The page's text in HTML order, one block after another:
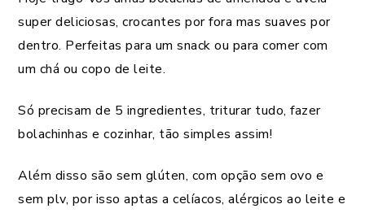
super deliciosas, crocantes por fora mas suaves por
dentro. Perfeitas para um snack ou para comer com
um chá ou copo de leite.
Só precisam de 5 ingredientes, triturar tudo, fazer
bolachinhas e cozinhar, tão simples assim!
Além disso são sem glúten, com opção sem ovo e
sem plv, por isso aptas a celíacos, alérgicos ao leite e